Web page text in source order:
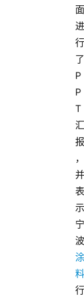
面
进
行
了
P
P
T
汇
报
，
并
表
示
宁
波
涂
料
行